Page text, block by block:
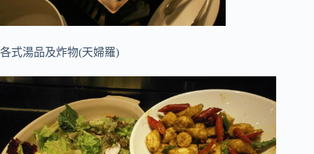
各式湯品及炸物(天婦羅)